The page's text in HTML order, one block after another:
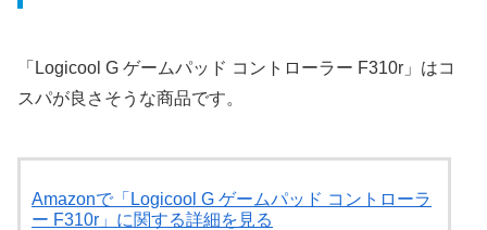
「Logicool G ゲームパッド コントローラー F310r」はコ
スパが良さそうな商品です。
Amazonで「Logicool G ゲームパッド コントローラ
ー F310r」に関する詳細を見る